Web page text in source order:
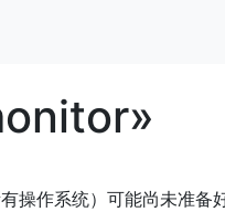
操作系统）可能尚未准备